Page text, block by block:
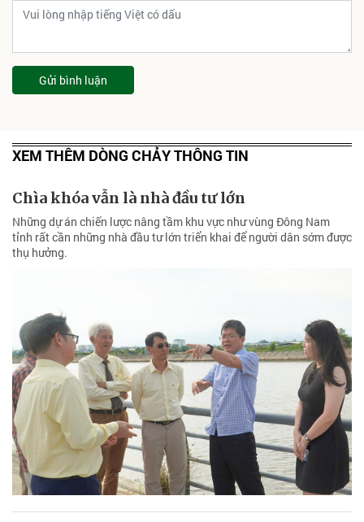
Gửi bình luận
XEM THÊM DÒNG CHẢY THÔNG TIN
Chìa khóa vẫn là nhà đầu tư lớn
Những dự án chiến lược nâng tầm khu vực như vùng Đông Nam
tỉnh rất cần những nhà đầu tư lớn triển khai để người dân sớm được
thụ hưởng.